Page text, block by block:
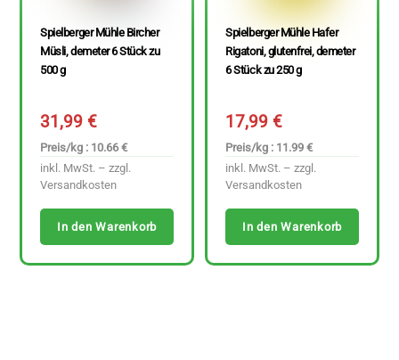
Spielberger Mühle Bircher
Müsli, demeter 6 Stück zu
500 g
31,99€
Preis/kg : 10.66 €
inkl. MwSt. – zzgl.
Versandkosten
In den Warenkorb
Spielberger Mühle Hafer
Rigatoni, glutenfrei, demeter
6 Stück zu 250 g
17,99€
Preis/kg : 11.99 €
inkl. MwSt. – zzgl.
Versandkosten
In den Warenkorb